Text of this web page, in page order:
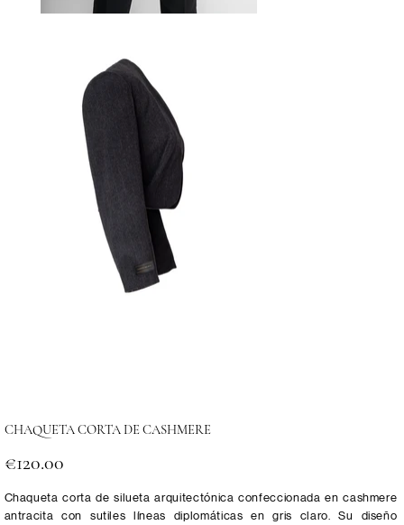
CHAQUETA CORTA DE CASHMERE
€120.00
Chaqueta corta de silueta arquitectónica confeccionada en cashmere
antracita con sutiles líneas diplomáticas en gris claro. Su diseño